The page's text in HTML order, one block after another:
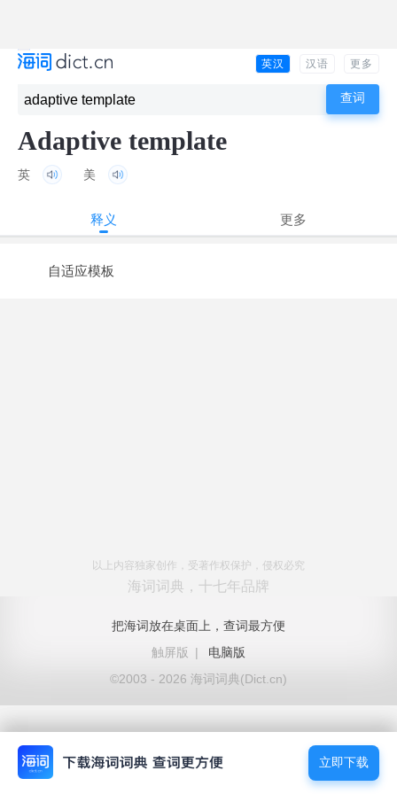
英汉 汉语 更多
Adaptive template
英 美
释义 更多
自适应模板
以上内容独家创作，受著作权保护，侵权必究
海词词典，十七年品牌
把海词放在桌面上，查词最方便
触屏版
|
电脑版
©2003 - 2026 海词词典(Dict.cn)
立即下载
立即下载